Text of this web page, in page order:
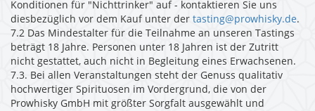
Konditionen für "Nichttrinker" auf - kontaktieren Sie uns
diesbezüglich vor dem Kauf unter der tasting@prowhisky.de.
7.2 Das Mindestalter für die Teilnahme an unseren Tastings
beträgt 18 Jahre. Personen unter 18 Jahren ist der Zutritt
nicht gestattet, auch nicht in Begleitung eines Erwachsenen.
7.3. Bei allen Veranstaltungen steht der Genuss qualitativ
hochwertiger Spirituosen im Vordergrund, die von der
Prowhisky GmbH mit größter Sorgfalt ausgewählt und